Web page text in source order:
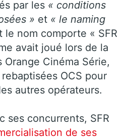
par les « conditions
» et « le naming
le nom comporte « SFR
avait joué lors de la
Cinéma Série,
OCS pour
autres opérateurs.
ses concurrents, SFR
de ses